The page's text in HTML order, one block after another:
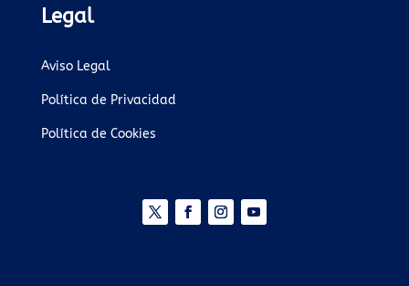
Legal
Aviso Legal
Política de Privacidad
Política de Cookies